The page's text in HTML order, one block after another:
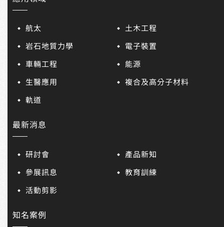
航太
土木工程
岩石地質力學
電子裝置
車輛工程
能源
生醫應用
複合及高分子材料
軌道
最新消息
研討會
產品新知
參展訊息
教育訓練
活動剪影
知名案例